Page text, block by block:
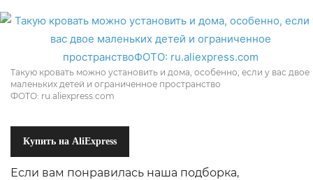
Такую кровать можно установить и дома, особенно, если у вас двое
маленьких детей и ограниченное пространство
ФОТО: ru.aliexpress.com
Купить на AliExpress
Если вам понравилась наша подборка,